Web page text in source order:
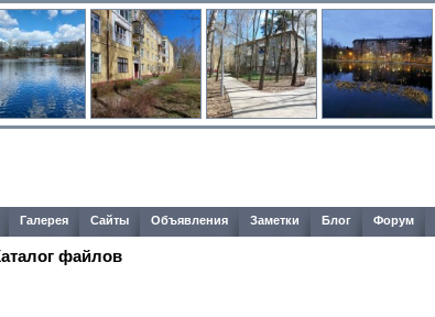
Галерея Сайты Объявления Заметки Блог Форум
файлов